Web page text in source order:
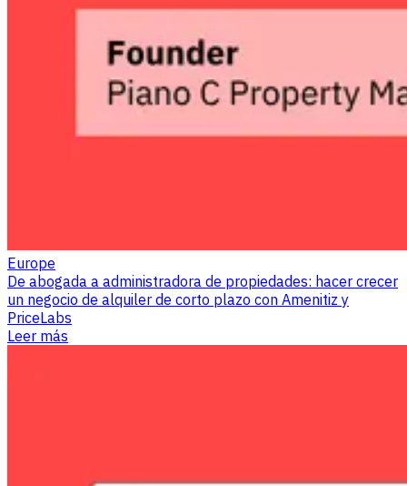
Europe
De abogada a administradora de propiedades: hacer crecer
un negocio de alquiler de corto plazo con Amenitiz y
PriceLabs
Leer más